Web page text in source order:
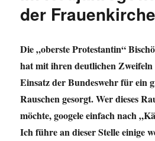
der
Die „oberste Protestantin“
hat mit ihren deutlichen
Einsatz der Bundeswehr für ein
Rauschen gesorgt. Wer dieses
möchte, googele einfach nach
Ich führe an dieser Stelle einige